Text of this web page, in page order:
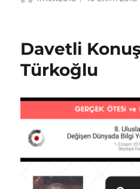
Davetli
Türkoğlu